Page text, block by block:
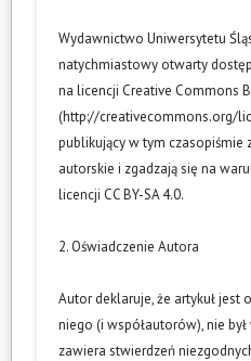
Wydawnictwo Uniwersytetu
natychmiastowy otwarty
na licencji Creative Commons
(http://creativecommons.org/
publikujący w tym czasopiśmie
autorskie i zgadzają się na
licencji CC BY-SA 4.0.
2. Oświadczenie Autora
Autor deklaruje, że artykuł jest
niego (i współautorów), nie
zawiera stwierdzeń